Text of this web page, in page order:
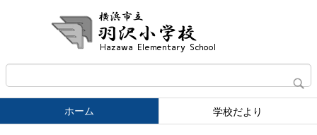
ホーム 学校だより